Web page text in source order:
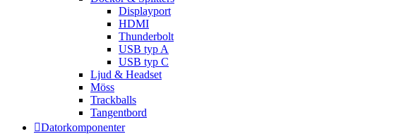
Displayport
HDMI
Thunderbolt
USB typ A
USB typ C
Ljud & Headset
Möss
Trackballs
Tangentbord
Datorkomponenter